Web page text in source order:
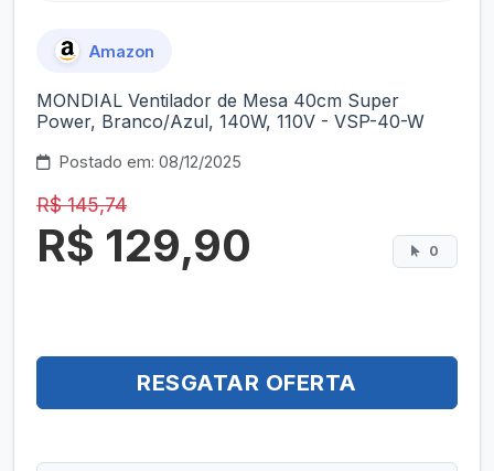
Amazon
MONDIAL Ventilador de Mesa 40cm Super
Power, Branco/Azul, 140W, 110V - VSP-40-W
Postado em: 08/12/2025
R$ 145,74
R$ 129,90 0
RESGATAR OFERTA